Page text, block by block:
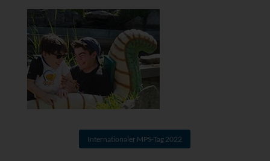
Internationaler MPS-Tag 2022